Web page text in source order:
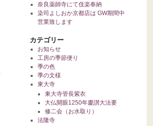
奈良薬師寺にて伎楽奉納
染司よしおか京都店は GW期間中
営業致します
カテゴリー
お知らせ
工房の季節便り
季の色
季の文様
東大寺
東大寺管長紫衣
大仏開眼1250年慶讃大法要
修二会（お水取り）
法隆寺